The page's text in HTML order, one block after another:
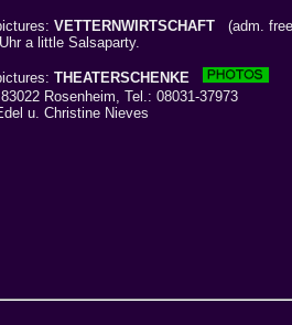
VETTERNWIRTSCHAFT (adm.
a little Salsaparty.
THEATERSCHENKE
Rosenheim, Tel.: 08031-37973
u. Christine Nieves